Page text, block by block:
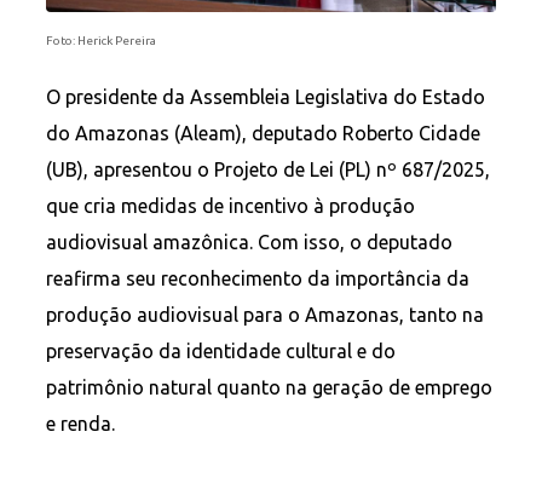
Foto: Herick Pereira
O presidente da Assembleia Legislativa do Estado
do Amazonas (Aleam), deputado Roberto Cidade
(UB), apresentou o Projeto de Lei (PL) nº 687/2025,
que cria medidas de incentivo à produção
audiovisual amazônica. Com isso, o deputado
reafirma seu reconhecimento da importância da
produção audiovisual para o Amazonas, tanto na
preservação da identidade cultural e do
patrimônio natural quanto na geração de emprego
e renda.